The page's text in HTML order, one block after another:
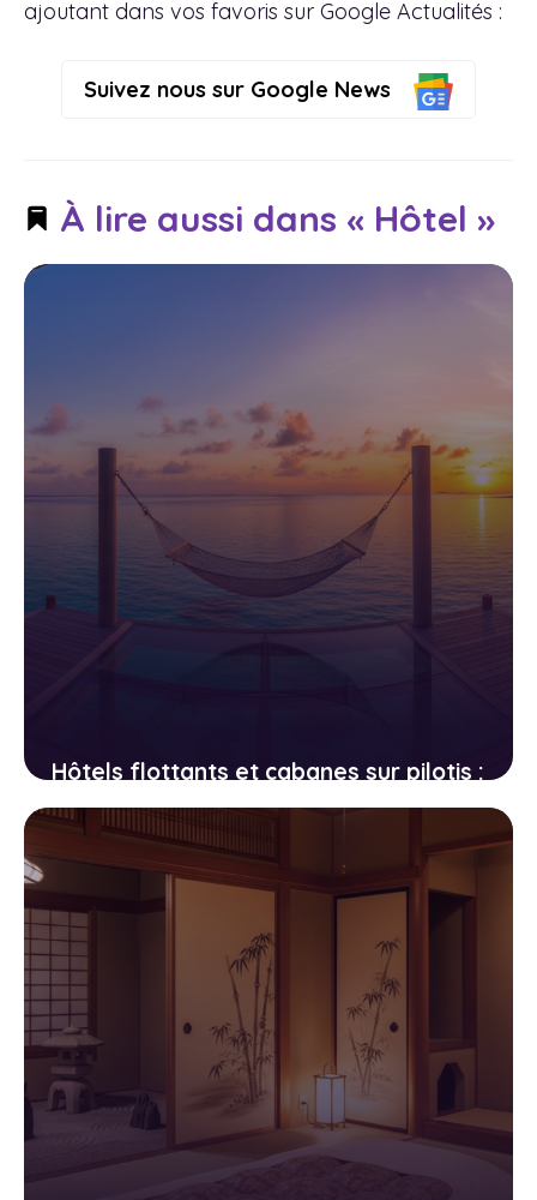
ajoutant dans vos favoris sur Google Actualités :
Suivez nous sur Google News
À lire aussi dans « Hôtel »
Hôtels flottants et cabanes sur pilotis :
les hébergements les plus fous au-
dessus de l’eau